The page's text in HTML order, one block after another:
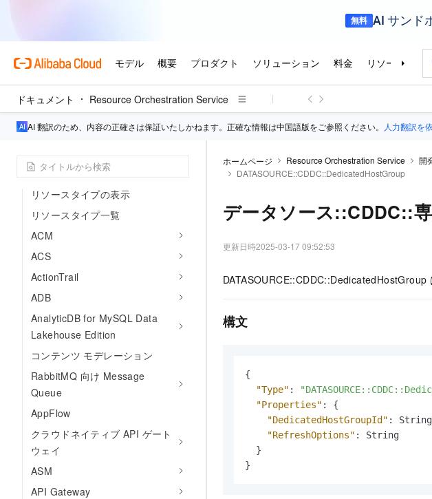
ドキュメント Resource Orchestration Service
AI 翻訳のため、内容の正確さは保証いたしかねます。正確な情報は中国語版をご参照ください。 人力翻訳を
RAM を使用したアクセス制御
データセキュリティ
ActionTrail
開発者リソース
リソースタイプ
リソースタイプの表示
リソースタイプ一覧
ACM
ACS
ActionTrail
ADB
AnalyticDB for MySQL Data
Lakehouse Edition
コンテンツ モデレーション
RabbitMQ 向け Message
Queue
AppFlow
クラウドネイティブ API ゲート
ウェイ
ASM
API Gateway
ホームページ Resource Orchestration Service 開
DATASOURCE::CDDC::DedicatedHostGroup
データソース::CDDC::
更新日時2025-03-17 09:52:53
DATASOURCE::CDDC::DedicatedHostGroup
構文
{
"Type" :
"Properties" :
{
"DedicatedHostGroupId" : String
"RefreshOptions" :
String
}
}